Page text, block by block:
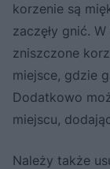
korzenie są
zaczęły gnić.
zniszczone
miejsce, gdzie
Dodatkowo
miejscu,
Należy także